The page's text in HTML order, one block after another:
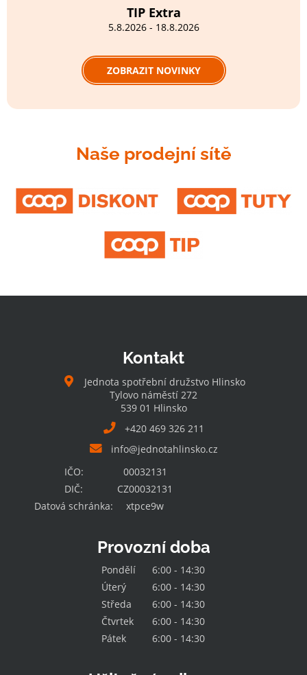
TIP Extra
5.8.2026 - 18.8.2026
ZOBRAZIT NOVINKY
Naše prodejní sítě
Kontakt
Jednota spotřební družstvo Hlinsko
Tylovo náměstí 272
539 01 Hlinsko
+420 469 326 211
info@jednotahlinsko.cz
IČO:
00032131
DIČ:
CZ00032131
Datová schránka:
xtpce9w
Provozní doba
Pondělí
6:00 - 14:30
Úterý
6:00 - 14:30
Středa
6:00 - 14:30
Čtvrtek
6:00 - 14:30
Pátek
6:00 - 14:30